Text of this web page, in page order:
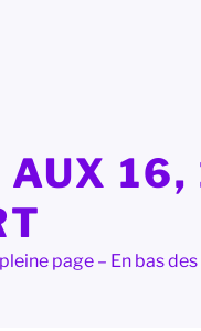
page – En bas